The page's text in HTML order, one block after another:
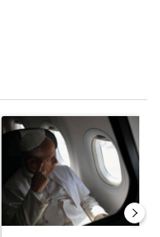
"Dónde serán los cortes
Un artículo de tendencia